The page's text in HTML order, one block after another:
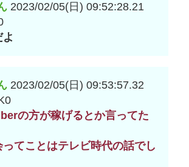
2023/02/05(日) 09:52:28.21
2023/02/05(日) 09:53:57.32
の方が稼げるとか言ってた
てことはテレビ時代の話でし